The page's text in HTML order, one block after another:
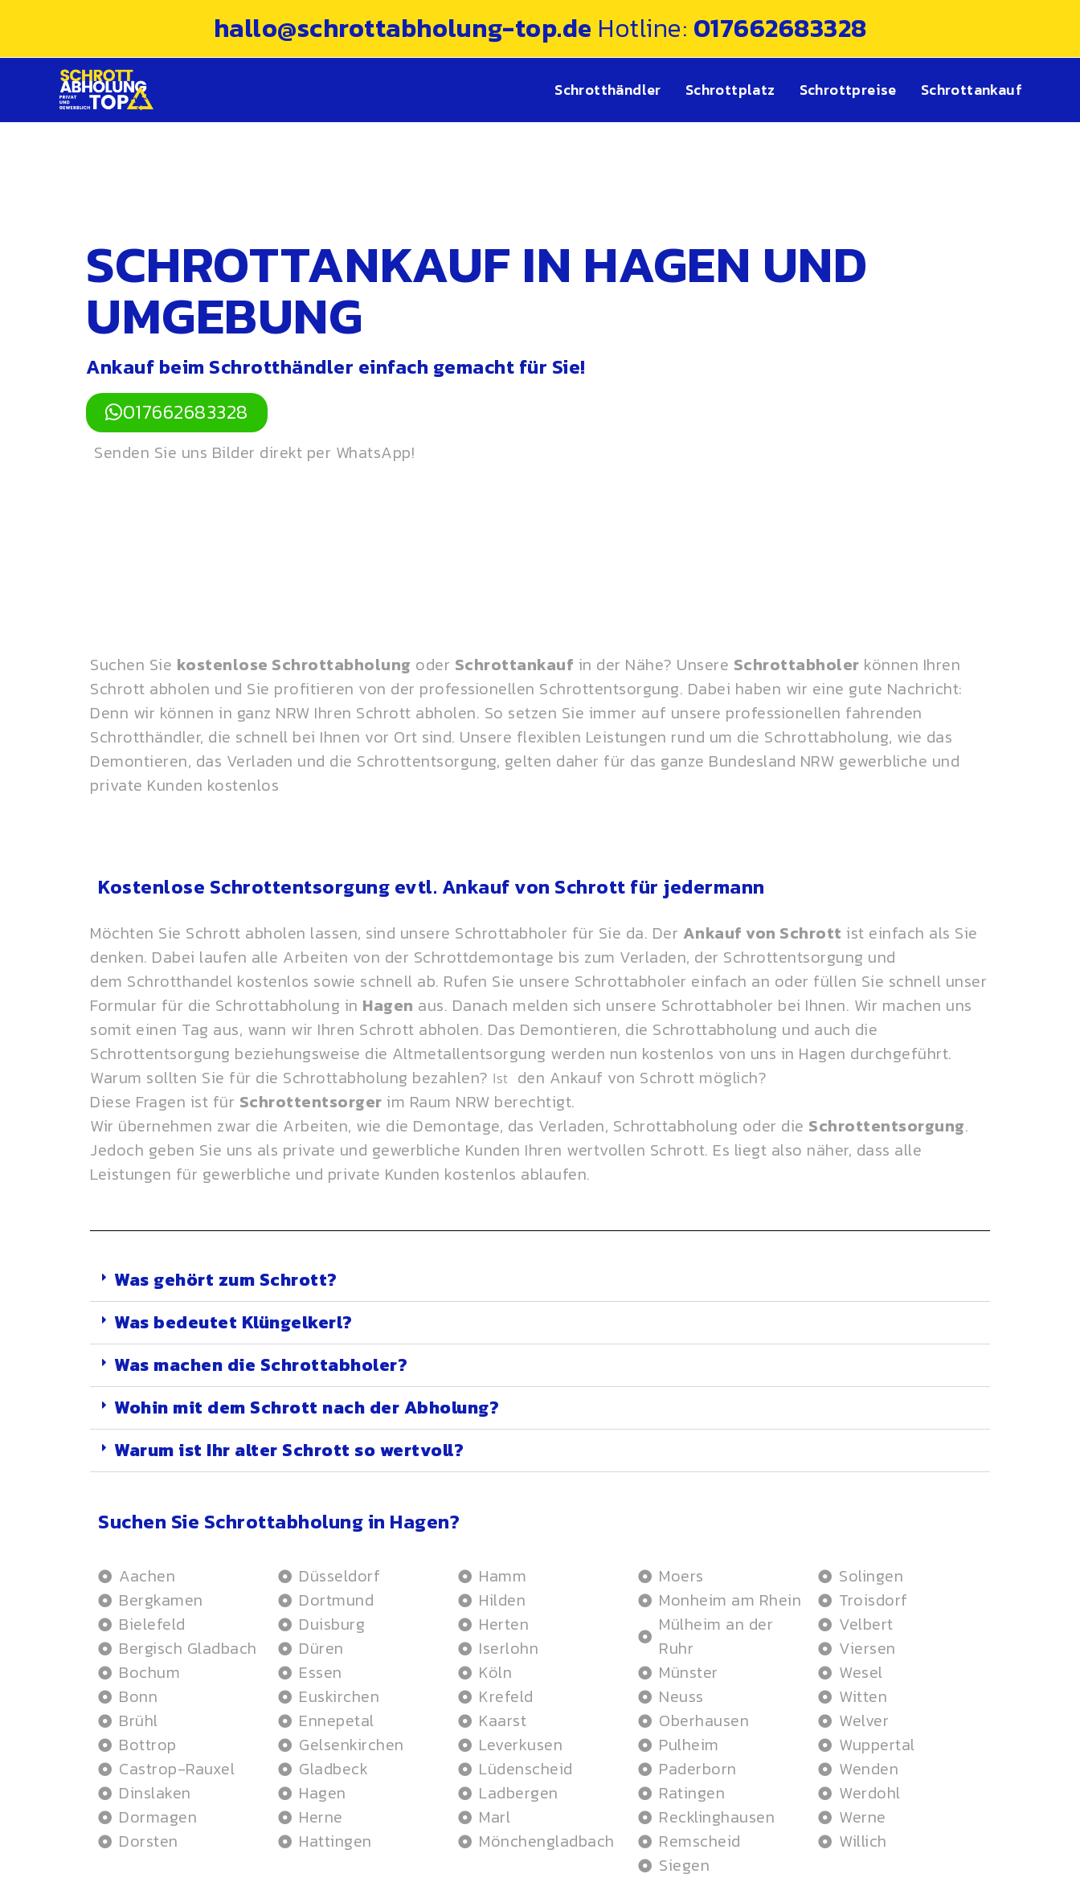
hallo@schrottabholung-top.de Hotline: 017662683328
Schrotthändler Schrottplatz Schrottpreise Schrottankauf
SCHROTTANKAUF IN HAGEN UND
UMGEBUNG
Ankauf beim Schrotthändler einfach gemacht für Sie!
017662683328
Senden Sie uns Bilder direkt per WhatsApp!
Suchen Sie kostenlose Schrottabholung oder Schrottankauf in der Nähe? Unsere Schrottabholer können Ihren
Schrott abholen und Sie profitieren von der professionellen Schrottentsorgung. Dabei haben wir eine gute Nachricht:
Denn wir können in ganz NRW Ihren Schrott abholen. So setzen Sie immer auf unsere professionellen fahrenden
Schrotthändler, die schnell bei Ihnen vor Ort sind. Unsere flexiblen Leistungen rund um die Schrottabholung, wie das
Demontieren, das Verladen und die Schrottentsorgung, gelten daher für das ganze Bundesland NRW gewerbliche und
private Kunden kostenlos
Kostenlose Schrottentsorgung evtl. Ankauf von Schrott für jedermann
Möchten Sie Schrott abholen lassen, sind unsere Schrottabholer für Sie da. Der Ankauf von Schrott ist einfach als Sie
denken. Dabei laufen alle Arbeiten von der Schrottdemontage bis zum Verladen, der Schrottentsorgung und
dem Schrotthandel kostenlos sowie schnell ab. Rufen Sie unsere Schrottabholer einfach an oder füllen Sie schnell unser
Formular für die Schrottabholung in Hagen aus. Danach melden sich unsere Schrottabholer bei Ihnen. Wir machen uns
somit einen Tag aus, wann wir Ihren Schrott abholen. Das Demontieren, die Schrottabholung und auch die
Schrottentsorgung beziehungsweise die Altmetallentsorgung werden nun kostenlos von uns in Hagen durchgeführt.
Warum sollten Sie für die Schrottabholung bezahlen? Ist den Ankauf von Schrott möglich?
Diese Fragen ist für Schrottentsorger im Raum NRW berechtigt.
Wir übernehmen zwar die Arbeiten, wie die Demontage, das Verladen, Schrottabholung oder die Schrottentsorgung.
Jedoch geben Sie uns als private und gewerbliche Kunden Ihren wertvollen Schrott. Es liegt also näher, dass alle
Leistungen für gewerbliche und private Kunden kostenlos ablaufen.
Was gehört zum Schrott?
Was bedeutet Klüngelkerl?
Was machen die Schrottabholer?
Wohin mit dem Schrott nach der Abholung?
Warum ist Ihr alter Schrott so wertvoll?
Suchen Sie Schrottabholung in Hagen?
Aachen
Bergkamen
Bielefeld
Bergisch Gladbach
Bochum
Bonn
Brühl
Bottrop
Castrop-Rauxel
Dinslaken
Dormagen
Dorsten
Düsseldorf
Dortmund
Duisburg
Düren
Essen
Euskirchen
Ennepetal
Gelsenkirchen
Gladbeck
Hagen
Herne
Hattingen
Hamm
Hilden
Herten
Iserlohn
Köln
Krefeld
Kaarst
Leverkusen
Lüdenscheid
Ladbergen
Marl
Mönchengladbach
Moers
Monheim am Rhein
Mülheim an der
Ruhr
Münster
Neuss
Oberhausen
Pulheim
Paderborn
Ratingen
Recklinghausen
Remscheid
Siegen
Solingen
Troisdorf
Velbert
Viersen
Wesel
Witten
Welver
Wuppertal
Wenden
Werdohl
Werne
Willich